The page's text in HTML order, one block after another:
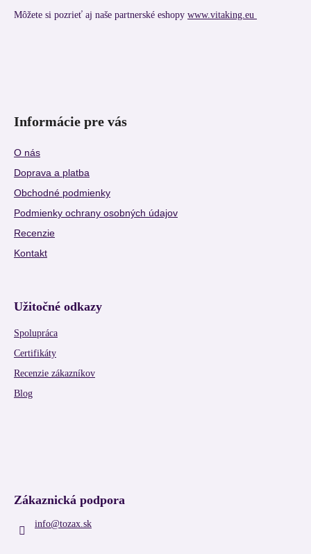
Môžete si pozrieť aj naše partnerské eshopy www.vitaking.eu
Informácie pre vás
O nás
Doprava a platba
Obchodné podmienky
Podmienky ochrany osobných údajov
Recenzie
Kontakt
Užitočné odkazy
Spolupráca
Certifikáty
Recenzie zákazníkov
Blog
Zákaznická podpora
info@tozax.sk